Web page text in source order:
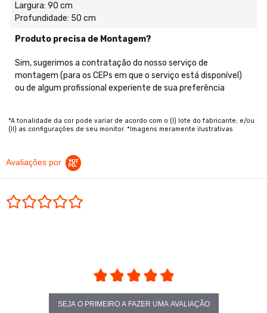
Largura: 90 cm
Profundidade: 50 cm
Produto precisa de Montagem?
Sim, sugerimos a contratação do nosso serviço de
montagem (para os CEPs em que o serviço está disponível)
ou de algum profissional experiente de sua preferência
*A tonalidade da cor pode variar de acordo com o (I) lote do fabricante; e/ou
(II) as configurações de seu monitor. *Imagens meramente ilustrativas
Avaliações por
SEJA O PRIMEIRO A FAZER UMA AVALIAÇÃO